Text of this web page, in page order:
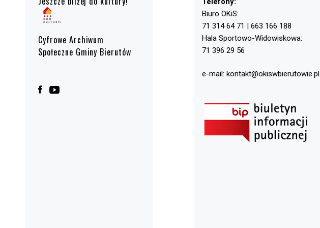
Cyfrowe Archiwum
Społeczne Gminy Bierutów
Biuro OKiS:
71 314 64 71 | 663 166 188
Hala Sportowo-Widowiskowa:
71 396 29 56
e-mail: kontakt@okiswbierutowie.pl